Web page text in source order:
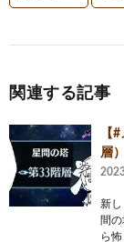
関連する記事
【
層
新し
間
ら